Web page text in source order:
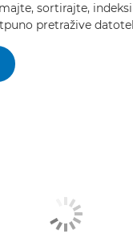
sortirajte,
pretražive